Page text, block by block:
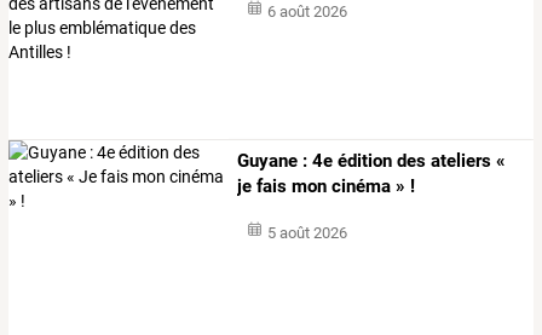
6 août 2026
Guyane : 4e édition des ateliers «
je fais mon cinéma » !
5 août 2026